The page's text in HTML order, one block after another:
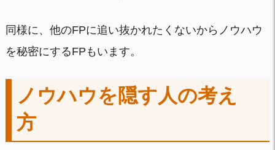
同様に、他のFPに追い抜かれたくないからノウハウ
を秘密にするFPもいます。
ノウハウを隠す人の考え
方